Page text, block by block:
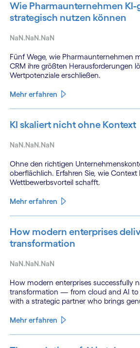
Wie Pharmaunternehmen KI-
strategisch nutzen können
NaN.NaN.NaN
Fünf Wege, wie Pharmaunternehmen
CRM ihre größten Herausforderungen
Wertpotenziale erschließen.
Mehr erfahren
KI skaliert nicht ohne Kontext
NaN.NaN.NaN
Ohne den richtigen
oberflächlich. Erfahren Sie, wie
Wettbewerbsvorteil schafft.
Mehr erfahren
How modern enterprises
transformation
NaN.NaN.NaN
How modern enterprises successfully
transformation — from cloud and AI
with a strategic partner who brings
Mehr erfahren